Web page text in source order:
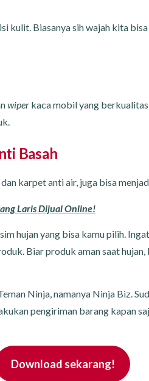
kulit. Biasanya sih wajah kita
wiper kaca mobil yang
Basah
karpet anti air, juga bisa
Laris Dijual Online!
hujan yang bisa kamu pilih.
Biar produk aman saat
Ninja, namanya Ninja Biz.
pengiriman barang kapan
Download sekarang!